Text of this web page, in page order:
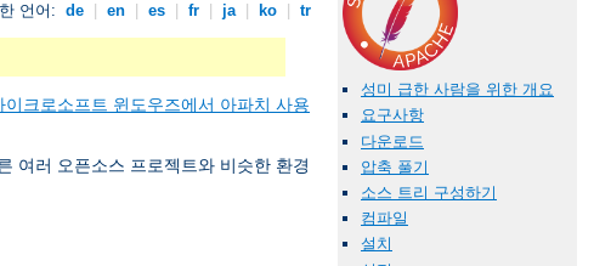
언어: de en es fr ja ko tr
이크로소프트 윈도우즈에서 아파치 사용
여러 오픈소스 프로젝트와 비슷한 환경
성미 급한 사람을 위한 개요
요구사항
다운로드
압축 풀기
소스 트리 구성하기
컴파일
설치